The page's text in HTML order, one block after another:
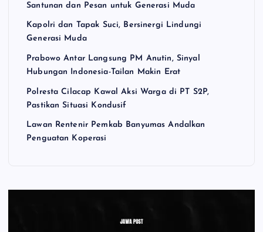
Santunan dan Pesan untuk Generasi Muda
Kapolri dan Tapak Suci, Bersinergi Lindungi
Generasi Muda
Prabowo Antar Langsung PM Anutin, Sinyal
Hubungan Indonesia-Tailan Makin Erat
Polresta Cilacap Kawal Aksi Warga di PT S2P,
Pastikan Situasi Kondusif
Lawan Rentenir Pemkab Banyumas Andalkan
Penguatan Koperasi